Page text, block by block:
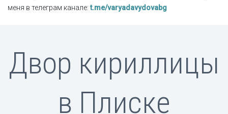
меня в телеграм канале:t.me/varyadavydovabg
Двор кириллицы
в Плиске